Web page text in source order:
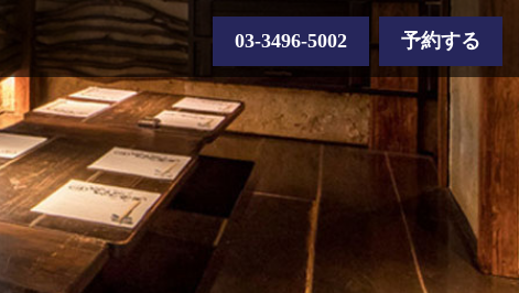
03-3496-5002 予約する